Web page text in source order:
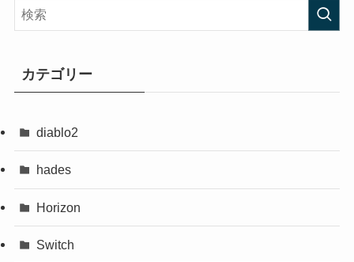
カテゴリー
diablo2
hades
Horizon
Switch